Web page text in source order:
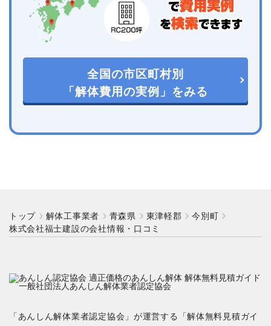
全国の市区町村別
「解体費用の実例」をみる
トップ 解体工事業者 青森県 東津軽郡
今別町
株式会社福士建設の会社情報・口コミ
「あんしん解体業者認定協会」が運営する「解体無料見積ガイ